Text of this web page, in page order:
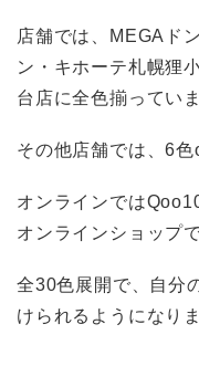
店舗では、MEGAド
ン・キホーテ札幌狸
台店に全色揃っていま
その他店舗では、6色
オンラインでは
オンラインショップ
全30色展開で、自分
けられるようになりま